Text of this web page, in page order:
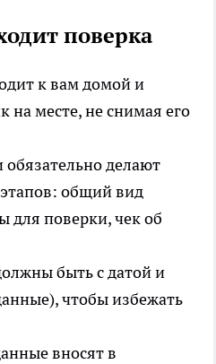
поверка
к вам домой и
на месте, не снимая его
делают
общий вид
для поверки, чек об
быть с датой и
чтобы избежать
вносят в